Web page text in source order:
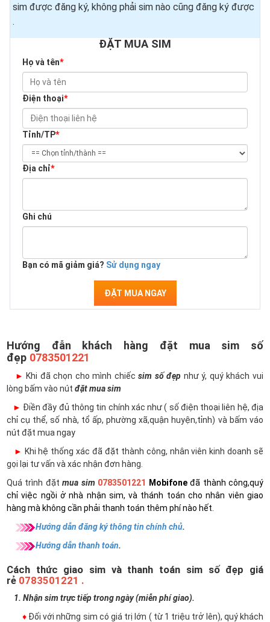
sim được đăng ký, không phải sim nào cũng đăng ký được ​
.
ĐẶT MUA SIM
Họ và tên*
Điện thoại*
Tỉnh/TP*
Địa chỉ*
Ghi chú
Bạn có mã giảm giá? Sử dụng ngay
ĐẶT MUA NGAY
Hướng đẫn khách hàng đặt mua sim số
đẹp 0783501221
► Khi đã chọn cho mình chiếcsim số đẹp như ý, quý khách vui
lòng bấm vào nút đặt mua sim
► Điền đầy đủ thông tin chính xác như ( số điện thoại liên hệ, địa
chỉ cụ thể, số nhà, tổ ấp, phường xã,quận huyện,tỉnh) và bấm váo
nút đặt mua ngay
► Khi hệ thống xác đã đặt thành công, nhân viên kinh doanh sẽ
gọi lại tư vấn và xác nhận đơn hàng.
Quá trình đặtmua sim 0783501221 Mobifoneđã thành công,quý
chỉ việc ngồi ở nhà nhận sim, và thánh toán cho nhân viên giao
hàng mà không cần phải thanh toán thêm phí nào hết.
Hướng dẫn đăng ký thông tin chính chủ.
Hướng dẫn thanh toán.
Cách thức giao sim và thanh toán sim số đẹp giá
rẻ 0783501221 .
1. Nhận sim trực tiếp trong ngày (miễn phí giao).
♦ Đối với những sim có giá trị lớn ( từ 1 triệu trở lên), quý khách